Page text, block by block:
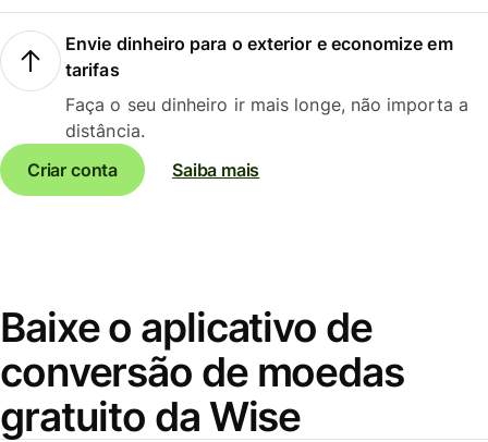
Envie dinheiro para o exterior e economize em
tarifas
Faça o seu dinheiro ir mais longe, não importa a
distância.
Criar conta
Saiba mais
Baixe o aplicativo de
conversão de moedas
gratuito da Wise